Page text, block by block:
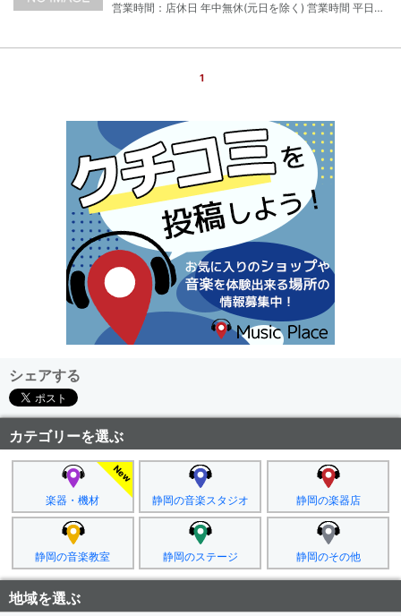
営業時間：店休日 年中無休(元日を除く) 営業時間 平日朝10時(土日9時)から最大深夜2時
1
シェアする
カテゴリーを選ぶ
楽器・機材 静岡の音楽スタジオ 静岡の楽器店
静岡の音楽教室 静岡のステージ 静岡のその他
地域を選ぶ